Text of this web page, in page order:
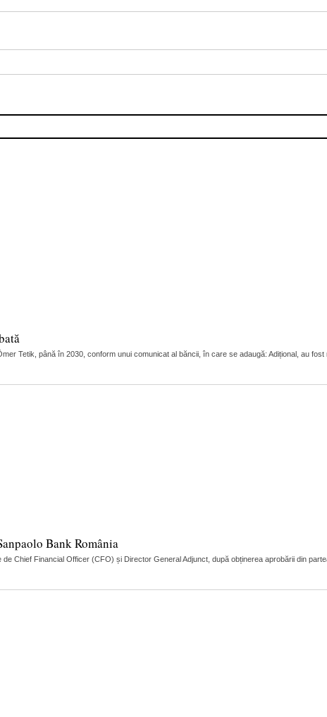
Tetik, până în 2030, conform unui comunicat al băncii, în care se adaugă: Adițional, au
Bank România
Chief Financial Officer (CFO) și Director General Adjunct, după obținerea aprobării din